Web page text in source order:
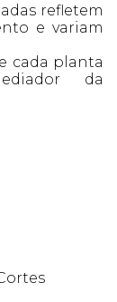
refletem
e variam
cada planta
da